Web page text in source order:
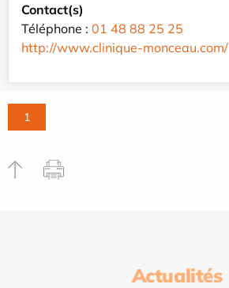
Contact(s)
Téléphone : 01 48 88 25 25
http://www.clinique-monceau.com/
1
Actualités